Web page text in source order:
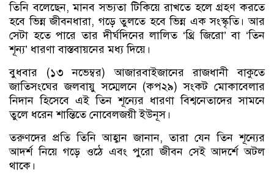
তিনি বলেছেন, মানব সভ্যতা টিকিয়ে রাখতে হলে গ্রহণ করতে
হবে ভিন্ন জীবনধারা, গড়ে তুলতে হবে ভিন্ন এক সংস্কৃতি। আর
সেটা হতে পারে তার দীর্ঘদিনের লালিত ‘থ্রি জিরো’ বা ‘তিন
শূন্য’ ধারণা বাস্তবায়নের মধ্য দিয়ে।
বুধবার (১৩ নভেম্বর) আজারবাইজানের রাজধানী বাকুতে
জাতিসংঘের জলবায়ু সম্মেলনে (কপ২৯) সংকট মোকাবেলার
নিদান হিসেবে এই তিন শূন্যের ধারণা বিশ্বনেতাদের সামনে
তুলে ধরেন শান্তিতে নোবেলজয়ী ইউনূস।
তরুণদের প্রতি তিনি আহ্বান জানান, তারা যেন তিন শূন্যের
আদর্শ নিয়ে গড়ে ওঠে এবং পুরো জীবন সেই আদর্শে অটল
থাকে।